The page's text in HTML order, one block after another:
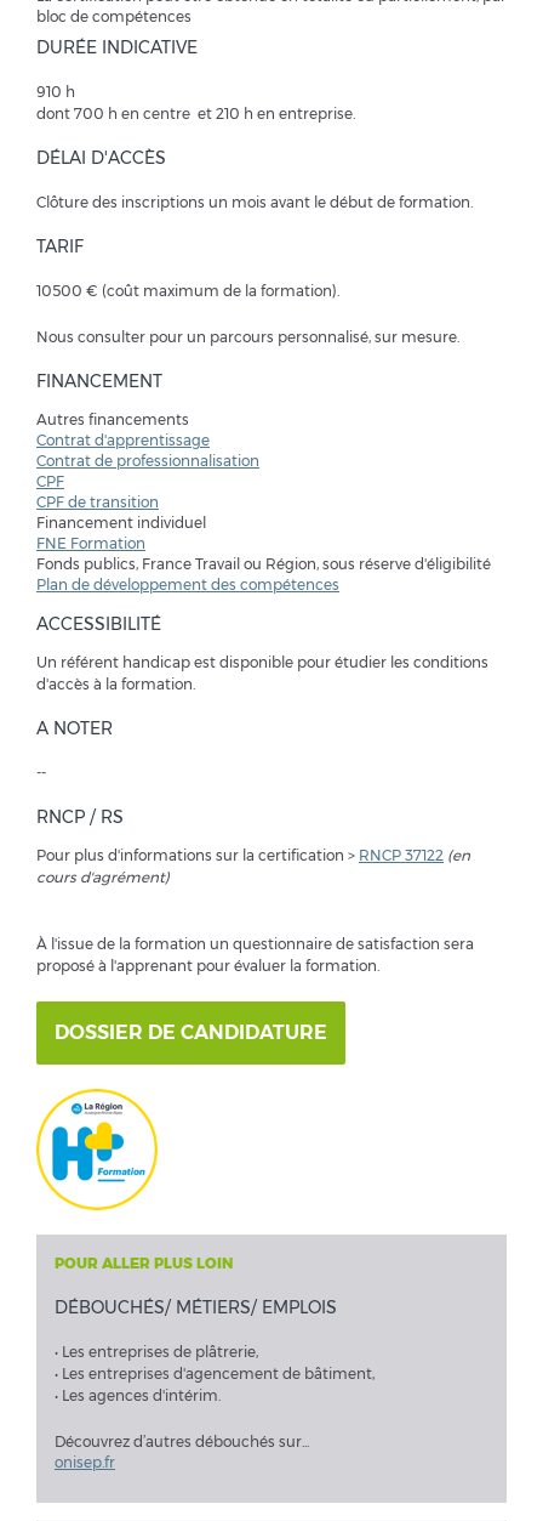
bloc de compétences
DURÉE INDICATIVE
910 h
dont 700 h en centre et 210 h en entreprise.
DÉLAI D'ACCÈS
Clôture des inscriptions un mois avant le début de formation.
TARIF
10500 € (coût maximum de la formation).
Nous consulter pour un parcours personnalisé, sur mesure.
FINANCEMENT
Autres financements
Contrat d'apprentissage
Contrat de professionnalisation
CPF
CPF de transition
Financement individuel
FNE Formation
Fonds publics, France Travail ou Région, sous réserve d'éligibilité
Plan de développement des compétences
ACCESSIBILITÉ
Un référent handicap est disponible pour étudier les conditions
d'accès à la formation.
A NOTER
--
RNCP / RS
Pour plus d'informations sur la certification > RNCP 37122 (en
cours d'agrément)
À l'issue de la formation un questionnaire de satisfaction sera
proposé à l'apprenant pour évaluer la formation.
DOSSIER DE CANDIDATURE
POUR ALLER PLUS LOIN
DÉBOUCHÉS/ MÉTIERS/ EMPLOIS
• Les entreprises de plâtrerie,
• Les entreprises d'agencement de bâtiment,
• Les agences d'intérim.
Découvrez d’autres débouchés sur...
onisep.fr